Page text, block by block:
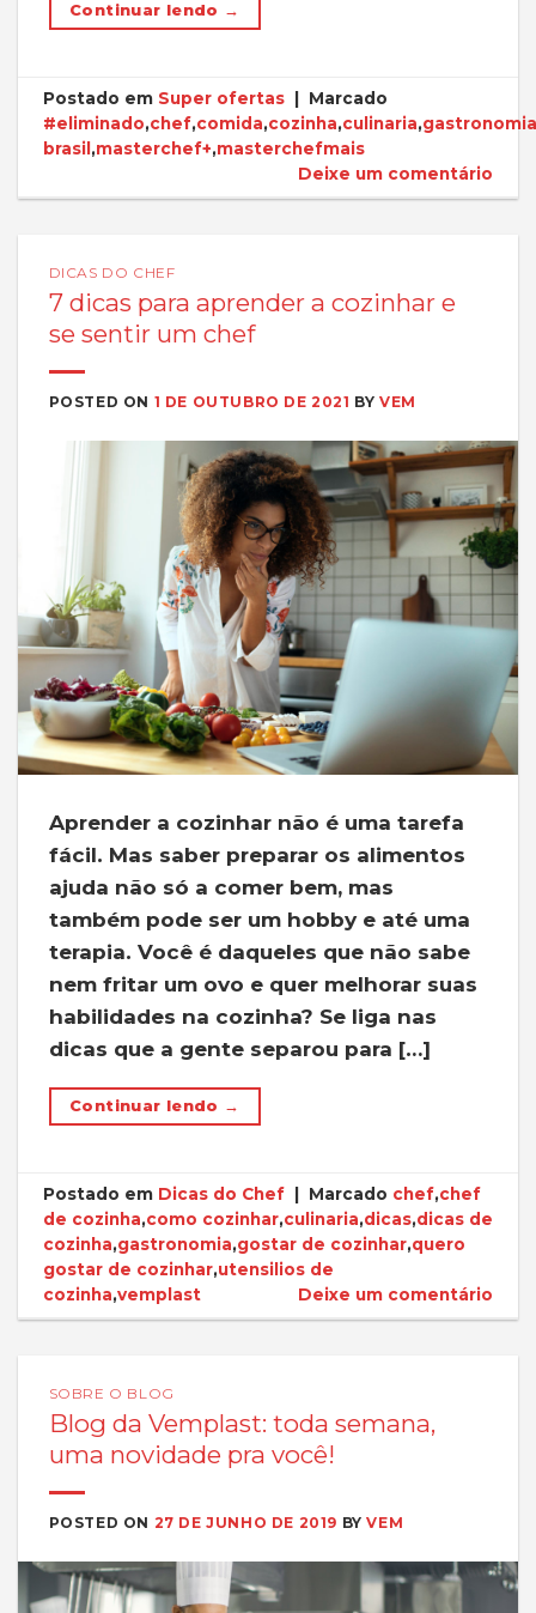
Continuar lendo →
Postado em Super ofertas
Marcado
#eliminado,chef,comida,cozinha,culinaria,gastronomia
brasil ,masterchef+,masterchefmais
Deixe um comentário
DICAS DO CHEF
7 dicas para aprender a cozinhar e
se sentir um chef
POSTED ON 1 DE OUTUBRO DE 2021 BYVEM
Aprender a cozinhar não é uma tarefa
fácil. Mas saber preparar os alimentos
ajuda não só a comer bem, mas
também pode ser um hobby e até uma
terapia. Você é daqueles que não sabe
nem fritar um ovo e quer melhorar suas
habilidades na cozinha? Se liga nas
dicas que a gente separou para […]
Continuar lendo →
Postado em Dicas do Chef Marcado chef,chef
de cozinha,como cozinhar,culinaria,dicas,dicas de
cozinha,gastronomia,gostar de cozinhar,quero
gostar de cozinhar,utensilios de
cozinha,vemplast Deixe um comentário
SOBRE O BLOG
Blog da Vemplast: toda semana,
uma novidade pra você!
POSTED ON 27 DE JUNHO DE 2019 BYVEM